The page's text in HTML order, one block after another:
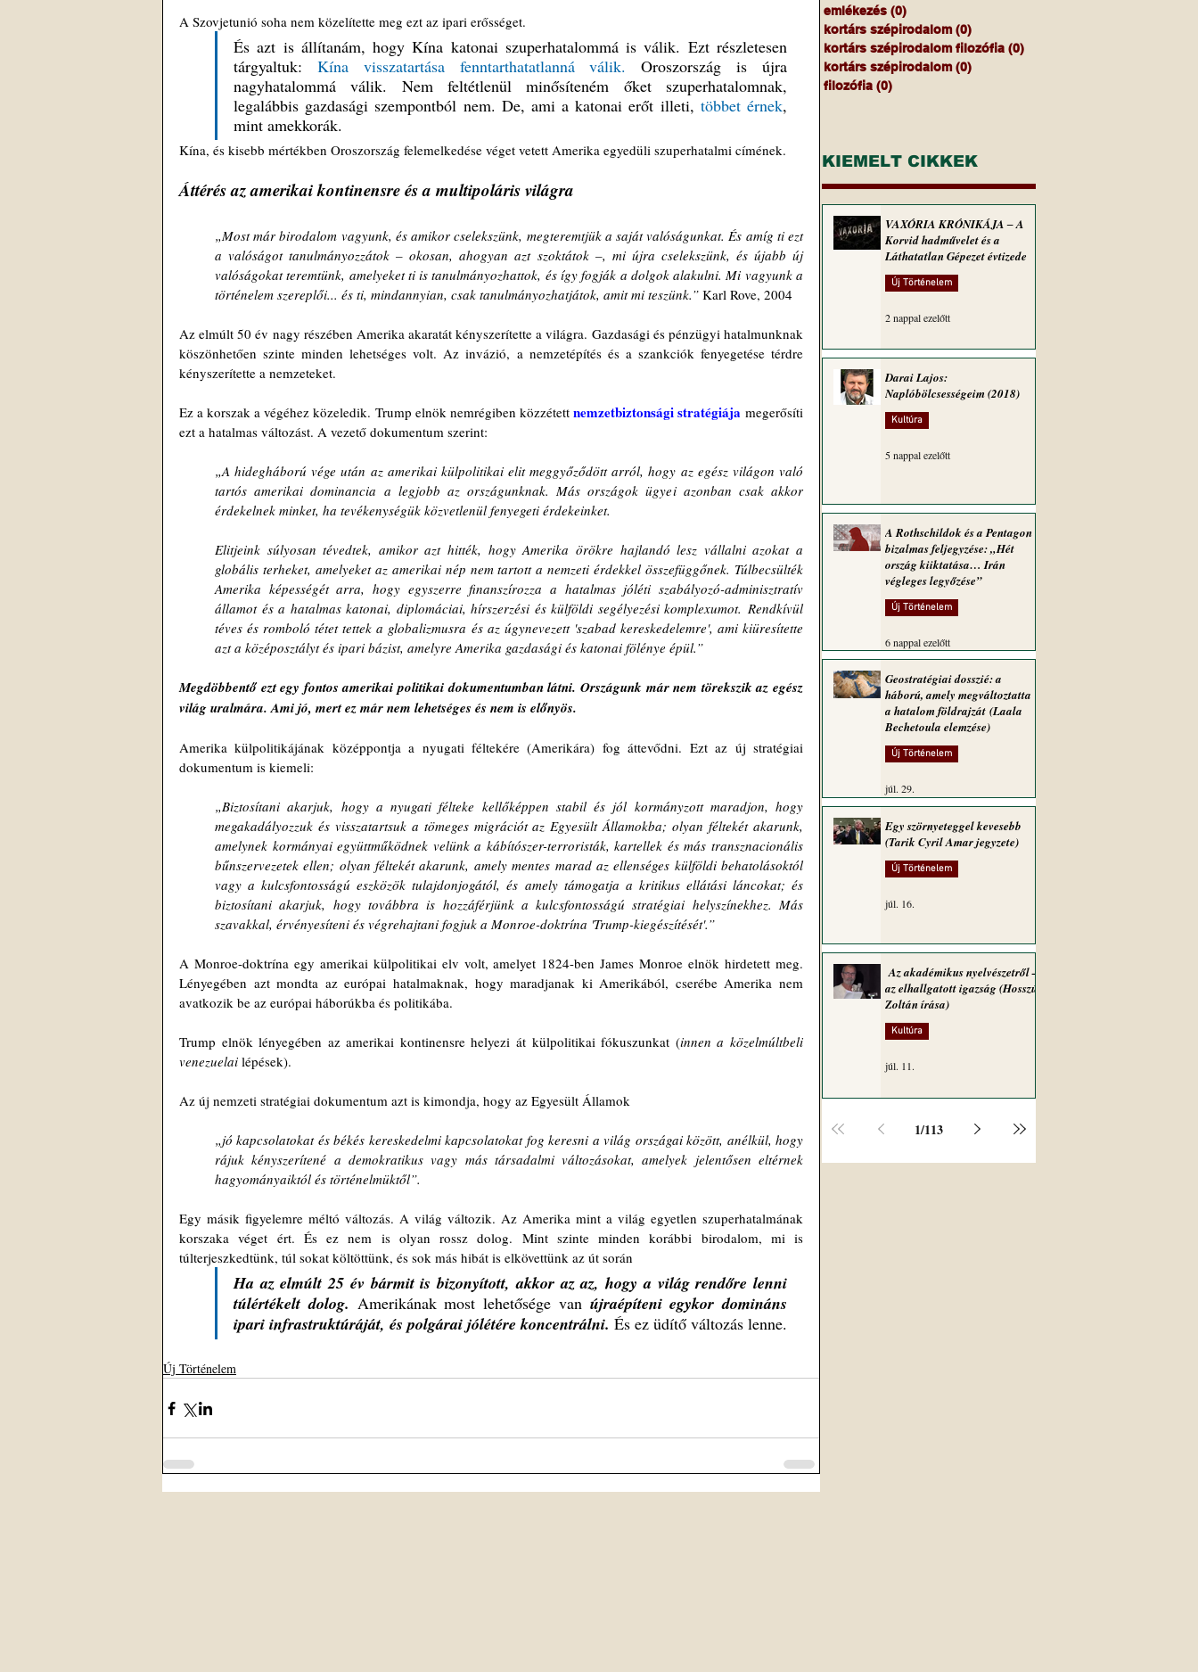
A Szovjetunió soha nem közelítette meg ezt az ipari erősséget.
És azt is állítanám, hogy Kína katonai szuperhatalommá is válik. Ezt részletesen
tárgyaltuk: Kína visszatartása fenntarthatatlanná válik.
Oroszország is újra
nagyhatalommá válik. Nem feltétlenül minősíteném őket szuperhatalomnak,
legalábbis gazdasági szempontból nem. De, ami a katonai erőt illeti, többet érnek,
mint amekkorák.
Kína, és kisebb mértékben Oroszország felemelkedése véget vetett Amerika egyedüli szuperhatalmi címének.
Áttérés az amerikai kontinensre és a multipoláris világra
„Most már birodalom vagyunk, és amikor cselekszünk, megteremtjük a saját valóságunkat. És amíg ti ezt
a valóságot tanulmányozzátok – okosan, ahogyan azt szoktátok –, mi újra cselekszünk, és újabb új
valóságokat teremtünk, amelyeket ti is tanulmányozhattok, és így fogják a dolgok alakulni. Mi vagyunk a
történelem szereplői... és ti, mindannyian, csak tanulmányozhatjátok, amit mi teszünk.” Karl Rove, 2004
Az elmúlt 50 év nagy részében Amerika akaratát kényszerítette a világra. Gazdasági és pénzügyi hatalmunknak
köszönhetően szinte minden lehetséges volt. Az invázió, a nemzetépítés és a szankciók fenyegetése térdre
kényszerítette a nemzeteket.
Ez a korszak a végéhez közeledik. Trump elnök nemrégiben közzétett nemzetbiztonsági stratégiája megerősíti
ezt a hatalmas változást. A vezető dokumentum szerint:
„A hidegháború vége után az amerikai külpolitikai elit meggyőződött arról, hogy az egész világon való
tartós amerikai dominancia a legjobb az országunknak. Más országok ügyei azonban csak akkor
érdekelnek minket, ha tevékenységük közvetlenül fenyegeti érdekeinket.
Elitjeink súlyosan tévedtek, amikor azt hitték, hogy Amerika örökre hajlandó lesz vállalni azokat a
globális terheket, amelyeket az amerikai nép nem tartott a nemzeti érdekkel összefüggőnek. Túlbecsülték
Amerika képességét arra, hogy egyszerre finanszírozza a hatalmas jóléti szabályozó-adminisztratív
államot és a hatalmas katonai, diplomáciai, hírszerzési és külföldi segélyezési komplexumot. Rendkívül
téves és romboló tétet tettek a globalizmusra és az úgynevezett 'szabad kereskedelemre', ami kiüresítette
azt a középosztályt és ipari bázist, amelyre Amerika gazdasági és katonai fölénye épül.”
Megdöbbentő ezt egy fontos amerikai politikai dokumentumban látni. Országunk már nem törekszik az egész
világ uralmára. Ami jó, mert ez már nem lehetséges és nem is előnyös.
Amerika külpolitikájának középpontja a nyugati féltekére (Amerikára) fog áttevődni. Ezt az új stratégiai
dokumentum is kiemeli:
„Biztosítani akarjuk, hogy a nyugati félteke kellőképpen stabil és jól kormányzott maradjon, hogy
megakadályozzuk és visszatartsuk a tömeges migrációt az Egyesült Államokba; olyan féltekét akarunk,
amelynek kormányai együttműködnek velünk a kábítószer-terroristák, kartellek és más transznacionális
bűnszervezetek ellen; olyan féltekét akarunk, amely mentes marad az ellenséges külföldi behatolásoktól
vagy a kulcsfontosságú eszközök tulajdonjogától, és amely támogatja a kritikus ellátási láncokat; és
biztosítani akarjuk, hogy továbbra is hozzáférjünk a kulcsfontosságú stratégiai helyszínekhez. Más
szavakkal, érvényesíteni és végrehajtani fogjuk a Monroe-doktrína 'Trump-kiegészítését'.”
A Monroe-doktrína egy amerikai külpolitikai elv volt, amelyet 1824-ben James Monroe elnök hirdetett meg.
Lényegében azt mondta az európai hatalmaknak, hogy maradjanak ki Amerikából, cserébe Amerika nem
avatkozik be az európai háborúkba és politikába.
Trump elnök lényegében az amerikai kontinensre helyezi át külpolitikai fókuszunkat (innen a közelmúltbeli
venezuelai lépések).
Az új nemzeti stratégiai dokumentum azt is kimondja, hogy az Egyesült Államok
„jó kapcsolatokat és békés kereskedelmi kapcsolatokat fog keresni a világ országai között, anélkül, hogy
rájuk kényszerítené a demokratikus vagy más társadalmi változásokat, amelyek jelentősen eltérnek
hagyományaiktól és történelmüktől”.
Egy másik figyelemre méltó változás. A világ változik. Az Amerika mint a világ egyetlen szuperhatalmának
korszaka véget ért. És ez nem is olyan rossz dolog. Mint szinte minden korábbi birodalom, mi is
túlterjeszkedtünk, túl sokat költöttünk, és sok más hibát is elkövettünk az út során
Ha az elmúlt 25 év bármit is bizonyított, akkor az az, hogy a világ rendőre lenni
túlértékelt dolog. Amerikának most lehetősége van újraépíteni egykor domináns
ipari infrastruktúráját, és polgárai jólétére koncentrálni. És ez üdítő változás lenne.
Új Történelem
emlékezés (0)
kortárs szépirodalom (0)
kortárs szépirodalom filozófia (0)
kortárs szépirodalom (0)
filozófia (0)
KIEMELT CIKKEK
VAXÓRIA KRÓNIKÁJA ‒ A
Korvid hadművelet és a
Láthatatlan Gépezet évtizede
Új Történelem
2 nappal ezelőtt
Darai Lajos:
Naplóbölcsességeim (2018)
Kultúra
5 nappal ezelőtt
A Rothschildok és a Pentagon
bizalmas feljegyzése: „Hét
ország kiiktatása… Irán
végleges legyőzése”
Új Történelem
6 nappal ezelőtt
Geostratégiai dosszié: a
háború, amely megváltoztatta
a hatalom földrajzát (Laala
Bechetoula elemzése)
Új Történelem
júl. 29.
Egy szörnyeteggel kevesebb
(Tarik Cyril Amar jegyzete)
Új Történelem
júl. 16.
Az akadémikus nyelvészetről –
az elhallgatott igazság (Hosszú
Zoltán írása)
Kultúra
júl. 11.
1/113